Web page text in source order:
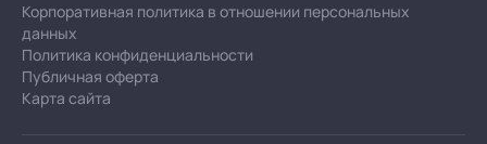
Корпоративная политика в отношении персональных
данных
Политика конфиденциальности
Публичная оферта
Карта сайта